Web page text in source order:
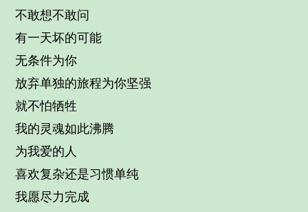
不敢想不敢问
有一天坏的可能
无条件为你
放弃单独的旅程为你坚强
就不怕牺牲
我的灵魂如此沸腾
为我爱的人
喜欢复杂还是习惯单纯
我愿尽力完成